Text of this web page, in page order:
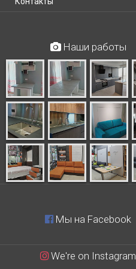
Наши работы
Мы на Facebook
We're on Instagram